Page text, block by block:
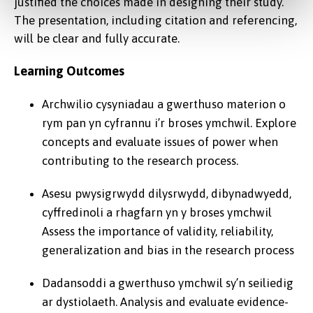
The presentation, including citation and referencing,
will be clear and fully accurate.
Learning Outcomes
Archwilio cysyniadau a gwerthuso materion o
rym pan yn cyfrannu i’r broses ymchwil. Explore
concepts and evaluate issues of power when
contributing to the research process.
Asesu pwysigrwydd dilysrwydd, dibynadwyedd,
cyffredinoli a rhagfarn yn y broses ymchwil
Assess the importance of validity, reliability,
generalization and bias in the research process
Dadansoddi a gwerthuso ymchwil sy’n seiliedig
ar dystiolaeth. Analysis and evaluate evidence-